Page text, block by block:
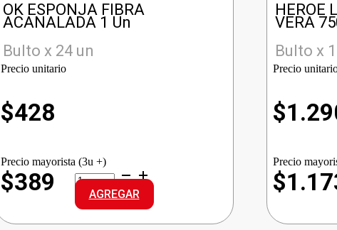
OK ESPONJA FIBRA
ACANALADA 1 Un
Bulto x 24 un
Precio unitario
$428
Precio mayorista (3u +)
$389
OK
ESPONJA
FIBRA
ACANALADA
cantidad
AGREGAR
HEROE
VERA
Bulto x
Precio
$
Precio